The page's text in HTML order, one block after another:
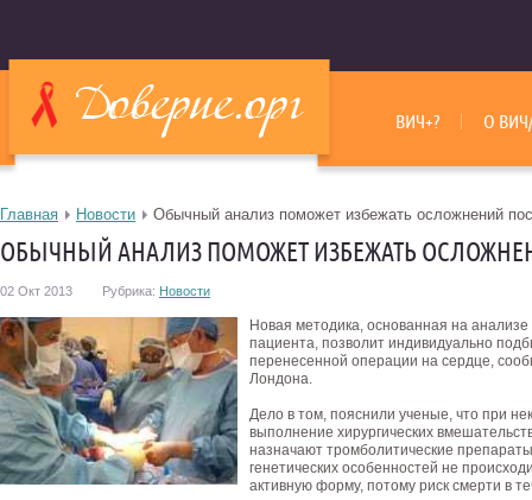
ВИЧ+? О
Главная Новости Обычный анализ поможет избежать осложнений
ОБЫЧНЫЙ АНАЛИЗ ПОМОЖЕТ ИЗБЕЖАТЬ
02 Окт 2013 Рубрика: Новости
Новая методика, основанная на
пациента, позволит индивидуально
перенесенной операции на сердце,
Лондона.
Дело в том, пояснили ученые, что при
выполнение хирургических
назначают тромболитические
генетических особенностей не
активную форму, потому риск смерти в